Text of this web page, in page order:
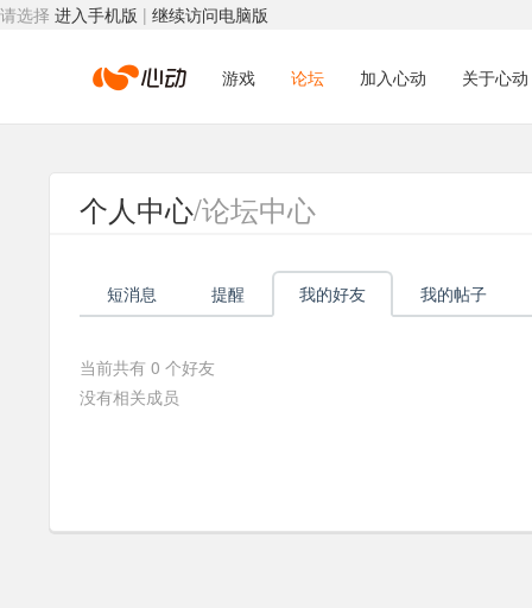
请选择 进入手机版 | 继续访问电脑版
心
动
络
游戏 论坛 加入心动 关于心动
个人中心/论坛中心
短消息 提醒 我的好友 我的帖子
当前共有 0 个好友
没有相关成员